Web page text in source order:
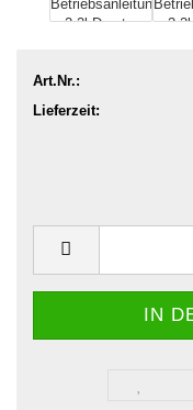
Art.Nr.:
Lieferzeit: